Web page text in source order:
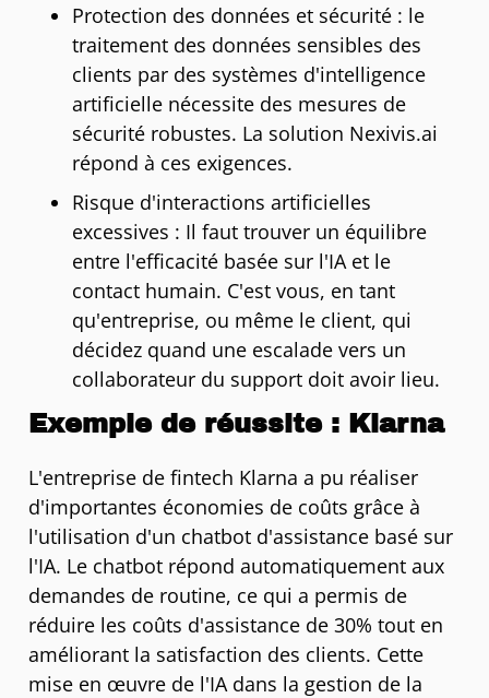
Protection des données et sécurité : le
traitement des données sensibles des
clients par des systèmes d'intelligence
artificielle nécessite des mesures de
sécurité robustes. La solution Nexivis.ai
répond à ces exigences.
Risque d'interactions artificielles
excessives : Il faut trouver un équilibre
entre l'efficacité basée sur l'IA et le
contact humain. C'est vous, en tant
qu'entreprise, ou même le client, qui
décidez quand une escalade vers un
collaborateur du support doit avoir lieu.
Exemple de réussite : Klarna
L'entreprise de fintech Klarna a pu réaliser
d'importantes économies de coûts grâce à
l'utilisation d'un chatbot d'assistance basé sur
l'IA. Le chatbot répond automatiquement aux
demandes de routine, ce qui a permis de
réduire les coûts d'assistance de 30% tout en
améliorant la satisfaction des clients. Cette
mise en œuvre de l'IA dans la gestion de la